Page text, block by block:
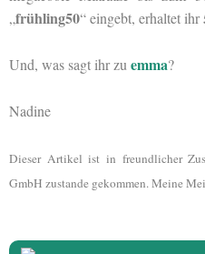
„frühling50“ eingebt, erhaltet ihr
Und, was sagt ihr zuemma?
Nadine
Dieser Artikel ist in freundlicher
GmbH zustande gekommen. Meine